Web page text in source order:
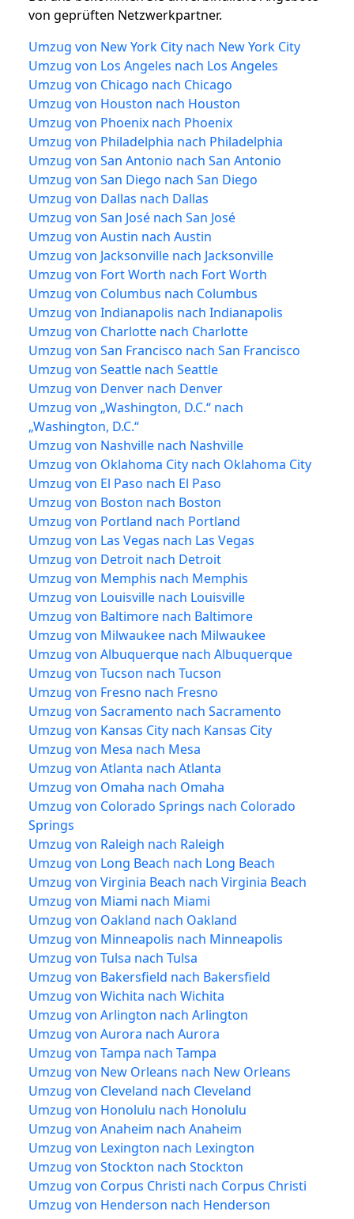
von geprüften Netzwerkpartner.
Umzug von New York City nach New York City
Umzug von Los Angeles nach Los Angeles
Umzug von Chicago nach Chicago
Umzug von Houston nach Houston
Umzug von Phoenix nach Phoenix
Umzug von Philadelphia nach Philadelphia
Umzug von San Antonio nach San Antonio
Umzug von San Diego nach San Diego
Umzug von Dallas nach Dallas
Umzug von San José nach San José
Umzug von Austin nach Austin
Umzug von Jacksonville nach Jacksonville
Umzug von Fort Worth nach Fort Worth
Umzug von Columbus nach Columbus
Umzug von Indianapolis nach Indianapolis
Umzug von Charlotte nach Charlotte
Umzug von San Francisco nach San Francisco
Umzug von Seattle nach Seattle
Umzug von Denver nach Denver
Umzug von „Washington, D.C.“ nach
„Washington, D.C.“
Umzug von Nashville nach Nashville
Umzug von Oklahoma City nach Oklahoma City
Umzug von El Paso nach El Paso
Umzug von Boston nach Boston
Umzug von Portland nach Portland
Umzug von Las Vegas nach Las Vegas
Umzug von Detroit nach Detroit
Umzug von Memphis nach Memphis
Umzug von Louisville nach Louisville
Umzug von Baltimore nach Baltimore
Umzug von Milwaukee nach Milwaukee
Umzug von Albuquerque nach Albuquerque
Umzug von Tucson nach Tucson
Umzug von Fresno nach Fresno
Umzug von Sacramento nach Sacramento
Umzug von Kansas City nach Kansas City
Umzug von Mesa nach Mesa
Umzug von Atlanta nach Atlanta
Umzug von Omaha nach Omaha
Umzug von Colorado Springs nach Colorado
Springs
Umzug von Raleigh nach Raleigh
Umzug von Long Beach nach Long Beach
Umzug von Virginia Beach nach Virginia Beach
Umzug von Miami nach Miami
Umzug von Oakland nach Oakland
Umzug von Minneapolis nach Minneapolis
Umzug von Tulsa nach Tulsa
Umzug von Bakersfield nach Bakersfield
Umzug von Wichita nach Wichita
Umzug von Arlington nach Arlington
Umzug von Aurora nach Aurora
Umzug von Tampa nach Tampa
Umzug von New Orleans nach New Orleans
Umzug von Cleveland nach Cleveland
Umzug von Honolulu nach Honolulu
Umzug von Anaheim nach Anaheim
Umzug von Lexington nach Lexington
Umzug von Stockton nach Stockton
Umzug von Corpus Christi nach Corpus Christi
Umzug von Henderson nach Henderson